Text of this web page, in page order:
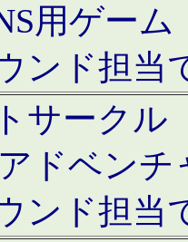
用ゲー
ンド担当
サークル
ドベン
ンド担当